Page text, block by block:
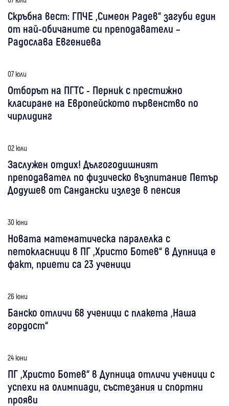
Скръбна вест: ГПЧЕ „Симеон Радев“ загуби един
от най-обичаните си преподаватели –
Радослава Евгениева
07 юли
Отборът на ПГТС - Перник с престижно
класиране на Европейското първенство по
чирлидинг
02 юли
Заслужен отдих! Дългогодишният
преподавател по физическо възпитание Петър
Додушев от Сандански излезе в пенсия
30 юни
Новата математическа паралелка с
петокласници в ПГ „Христо Ботев“ в Дупница е
факт, приети са 23 ученици
26 юни
Банско отличи 68 ученици с плакета „Наша
гордост“
24 юни
ПГ „Христо Ботев“ в Дупница отличи ученици с
успехи на олимпиади, състезания и спортни
прояви